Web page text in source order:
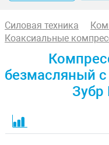
Силовая техника
Коаксиальные
безмасляный